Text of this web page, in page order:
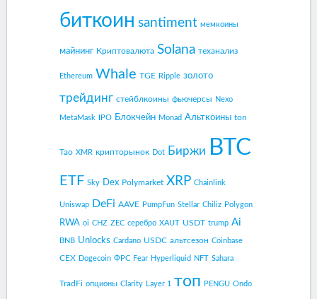
биткоин santiment мемкоины
майнинг Криптовалюта Solana теханализ
Ethereum Whale TGE Ripple золото
трейдинг стейблкоины фьючерсы Nexo
MetaMask IPO Блокчейн Monad Альткоины ton
Tao XMR крипторынок Dot Биржи BTC
ETF Sky Dex Polymarket XRP Chainlink
Uniswap DeFi AAVE PumpFun Stellar Chiliz Polygon
RWA oi CHZ ZEC серебро XAUT USDT trump Ai
BNB Unlocks Cardano USDC альтсезон Coinbase
CEX Dogecoin ФРС Fear Hyperliquid NFT Sahara
TradFi опционы Clarity Layer 1 топ PENGU Ondo